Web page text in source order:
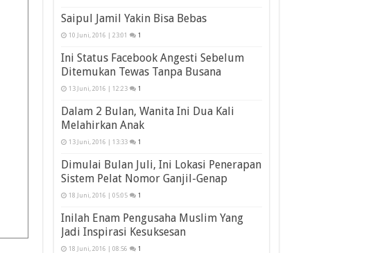
Saipul Jamil Yakin Bisa Bebas
10 Juni, 2016 | 23:01 1
Ini Status Facebook Angesti Sebelum
Ditemukan Tewas Tanpa Busana
13 Juni, 2016 | 12:23 1
Dalam 2 Bulan, Wanita Ini Dua Kali
Melahirkan Anak
13 Juni, 2016 | 13:33 1
Dimulai Bulan Juli, Ini Lokasi Penerapan
Sistem Pelat Nomor Ganjil-Genap
18 Juni, 2016 | 05:05 1
Inilah Enam Pengusaha Muslim Yang
Jadi Inspirasi Kesuksesan
18 Juni, 2016 | 08:56 1